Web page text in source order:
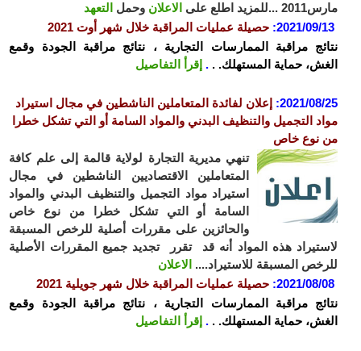
الاعلان وحملالتعهد
2021/09/
: حصيلة عمليات المراقبة خلال شهر أوت 2021
مراقبة الممارسات التجارية ، نتائج مراقبة الجودة وقمع
حماية المستهلك. ..إقرأ التفاصيل
2021/
: إعلان لفائدة المتعاملين الناشطين في مجال استيراد
التجميل والتنظيف البدني والمواد السامة أو التي تشكل خطرا
نوع خاص
تنهي مديرية التجارة لولاية قالمة إلى علم كافة
المتعاملين الاقتصاديين الناشطين في مجال
استيراد مواد التجميل والتنظيف البدني والمواد
السامة أو التي تشكل خطرا من نوع خاص
والحائزين على مقررات أصلية للرخص المسبقة
هذه المواد أنه قد تقرر تجديد جميع المقررات الأصلية
المسبقة للاستيراد....الاعلان
2021/08/
: حصيلة عمليات المراقبة خلال شهر جويلية 2021
مراقبة الممارسات التجارية ، نتائج مراقبة الجودة وقمع
حماية المستهلك. ..إقرأ التفاصيل